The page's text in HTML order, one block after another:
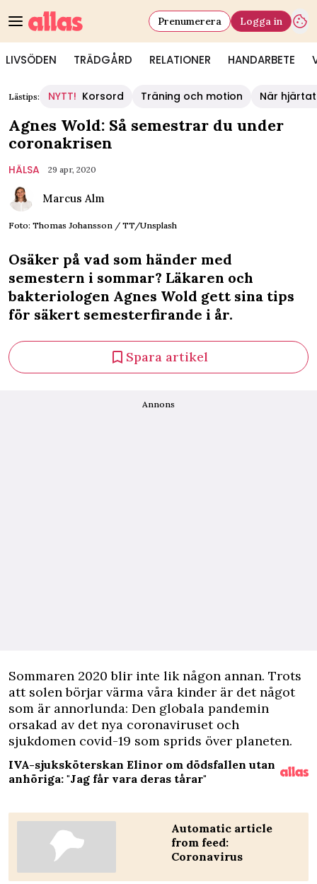
LIVSÖDEN TRÄDGÅRD RELATIONER HANDARBETE
Prenumerera Logga in
Lästips: NYTT! Korsord Träning och motion När
Agnes Wold: Så semestrar du under
coronakrisen
HÄLSA 29 apr, 2020
Marcus Alm
Foto: Thomas Johansson / TT/Unsplash
Osäker på vad som händer med
semestern i sommar? Läkaren och
bakteriologen Agnes Wold gett sina tips
för säkert semesterfirande i år.
Spara artikel
Annons
Sommaren 2020 blir inte lik någon annan. Trots
att solen börjar värma våra kinder är det något
som är annorlunda: Den globala pandemin
orsakad av det nya coronaviruset och
sjukdomen covid-19 som sprids över planeten.
IVA-sjuksköterskan Elinor om dödsfallen utan
anhöriga: "Jag får vara deras tårar"
Automatic article
from feed:
Coronavirus